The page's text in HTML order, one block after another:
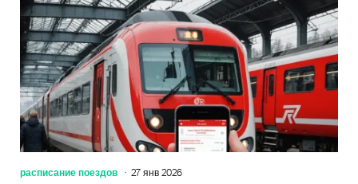
расписание поездов 27 янв 2026